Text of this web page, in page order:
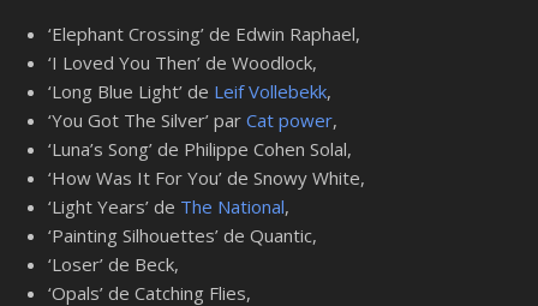
‘Elephant Crossing’ de Edwin Raphael,
‘I Loved You Then’ de Woodlock,
‘Long Blue Light’ de Leif Vollebekk,
‘You Got The Silver’ par Cat power,
‘Luna’s Song’ de Philippe Cohen Solal,
‘How Was It For You’ de Snowy White,
‘Light Years’ de The National,
‘Painting Silhouettes’ de Quantic,
‘Loser’ de Beck,
‘Opals’ de Catching Flies,